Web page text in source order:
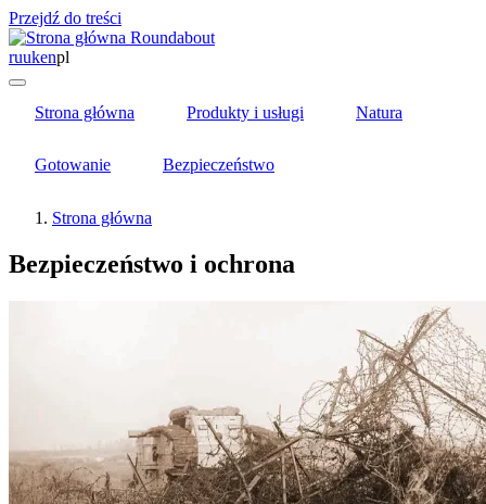
Przejdź do treści
Roundabout
ruukenpl
Strona główna Produkty i usługi Natura
Gotowanie Bezpieczeństwo
Strona główna
Bezpieczeństwo i ochrona